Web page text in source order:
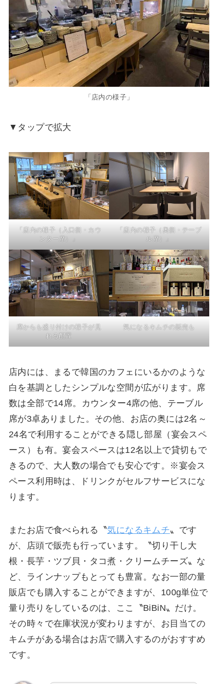
「店内の様子」
▼タップで拡大
「店内の様子（入口側・カウ
ンター席）」
「店内の様子（奥側・テーブ
ル席）」
席からも盛り付けの様子が見
れる配置
気になるキムチの販売も
店内には、まるで韓国のカフェにいるかのような
白を基調としたシンプルな空間が広がります。席
数は全部で14席。カウンター4席の他、テーブル
席が3卓ありました。その他、お店の奥には2名～
24名で利用することができる隠し部屋（宴会スペ
ース）も有。宴会スペースは12名以上で貸切もで
きるので、大人数の場合でも安心です。※宴会ス
ペース利用時は、ドリンクがセルフサービスにな
ります。
またお店で食べられる〝気になるキムチ〟です
が、店頭で販売も行っています。〝切り干し大
根・長芋・ツブ貝・タコ煮・クリームチーズ〟な
ど、ラインナップもとっても豊富。なお一部の量
販店でも購入することができますが、100g単位で
量り売りをしているのは、ここ〝BiBiN〟だけ。
その時々で在庫状況が変わりますが、お目当ての
キムチがある場合はお店で購入するのがおすすめ
です。